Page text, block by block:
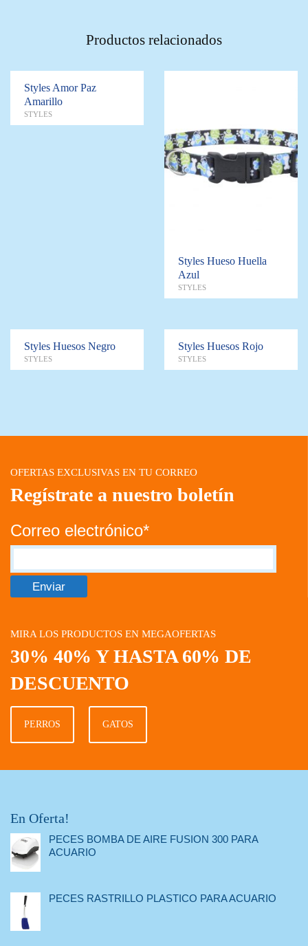
Productos relacionados
Styles Amor Paz
Amarillo
STYLES
Styles Hueso Huella
Azul
STYLES
Styles Huesos Negro
STYLES
Styles Huesos Rojo
STYLES
OFERTAS EXCLUSIVAS EN TU CORREO
Regístrate a nuestro boletín
Correo electrónico*
MIRA LOS PRODUCTOS EN MEGAOFERTAS
30% 40% Y HASTA 60% DE
DESCUENTO
PERROS GATOS
En Oferta!
PECES BOMBA DE AIRE FUSION 300 PARA
ACUARIO
PECES RASTRILLO PLASTICO PARA ACUARIO